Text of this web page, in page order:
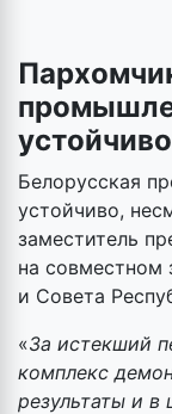
Белорусская
устойчиво,
заместитель
на совместном
и Совета
«За истекший
комплекс
результаты и в